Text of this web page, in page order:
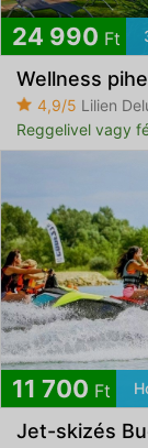
24 990 Ft
Wellness
4,9/5 Lilien
Reggelivel vagy
11 700 Ft
Jet-skizés